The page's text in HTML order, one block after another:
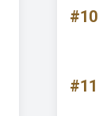
#10
#11